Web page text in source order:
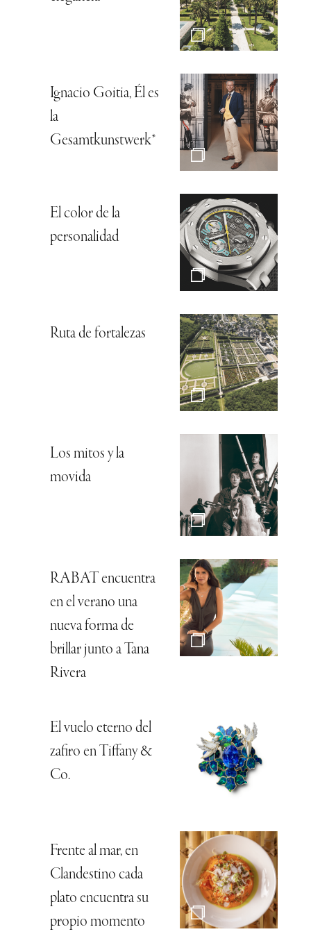
Ignacio Goitia, Él es
la
Gesamtkunstwerk*
El color de la
personalidad
Ruta de fortalezas
Los mitos y la
movida
RABAT encuentra
en el verano una
nueva forma de
brillar junto a Tana
Rivera
El vuelo eterno del
zafiro en Tiffany &
Co.
Frente al mar, en
Clandestino cada
plato encuentra su
propio momento